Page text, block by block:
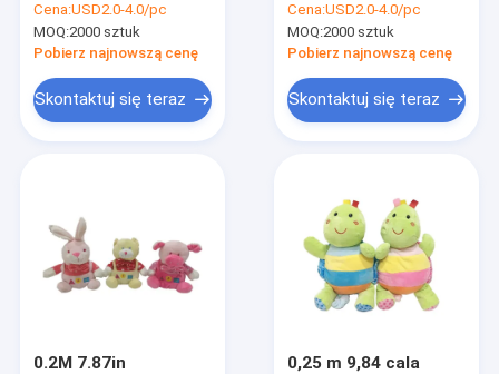
Wszystkie przypadki
Świąteczne zabawki pluszowe
Nagrywanie pluszowej zabawki
domowych pluszowa
zabawka ROHS ze
sznurkami
Cena:USD2.0-4.0/pc
MOQ:2000 sztuk
Pobierz najnowszą cenę
Skontaktuj się teraz
Kaczka żółta
Wypchane zwierzę
Towarzysz dla dzieci
Cena:USD2.0-4.0/pc
MOQ:2000 sztuk
Pobierz najnowszą cenę
Skontaktuj się teraz
0.2M 7.87in
0,25 m 9,84 cala